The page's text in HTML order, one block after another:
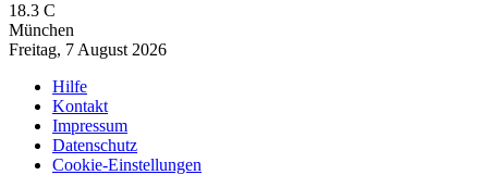
18.3 C
München
Freitag, 7 August 2026
Hilfe
Kontakt
Impressum
Datenschutz
Cookie-Einstellungen